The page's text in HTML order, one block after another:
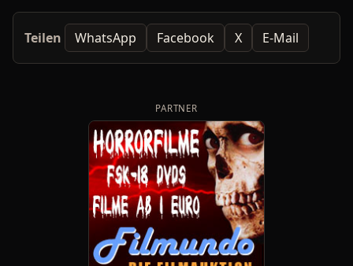
Teilen WhatsApp Facebook X E-Mail
PARTNER